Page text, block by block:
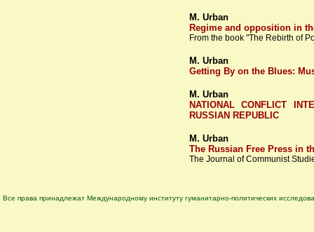
M. Urban
Regime and opposition in
From the book "The Rebirth of
M. Urban
Getting By on the Blues:
M. Urban
NATIONAL CONFLICT
RUSSIAN REPUBLIC
M. Urban
The Russian Free Press in
The Journal of Communist
Все права принадлежат Международному институту гуманитарно-политических